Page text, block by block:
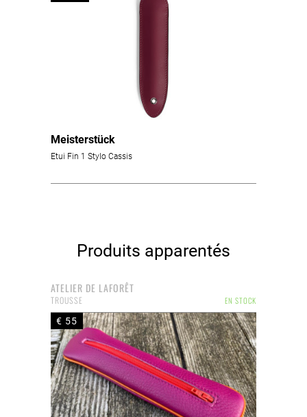
Meisterstück
Etui Fin 1 Stylo Cassis
Produits apparentés
ATELIER DE LAFORÊT
EN STOCK
TROUSSE
€ 55